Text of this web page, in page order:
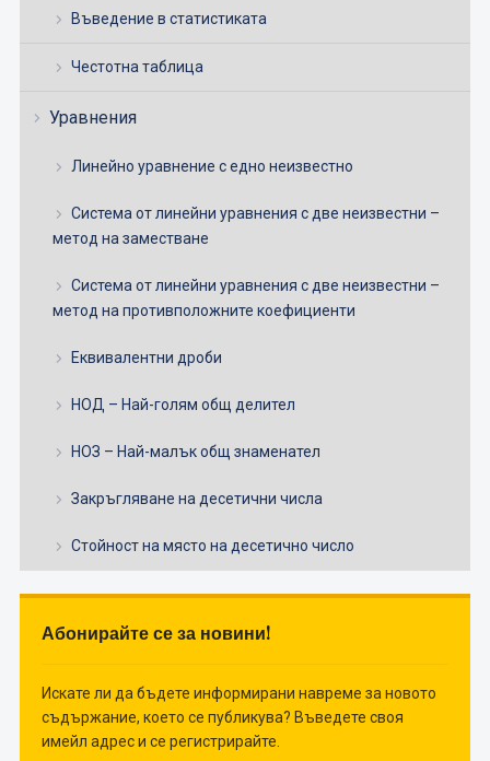
Въведение в статистиката
Честотна таблица
Уравнения
Линейно уравнение с едно неизвестно
Система от линейни уравнения с две неизвестни –
метод на заместване
Система от линейни уравнения с две неизвестни –
метод на противположните коефициенти
Еквивалентни дроби
НОД – Най-голям общ делител
НОЗ – Най-малък общ знаменател
Закръгляване на десетични числа
Стойност на място на десетично число
Абонирайте се за новини!
Искате ли да бъдете информирани навреме за новото
съдържание, което се публикува? Въведете своя
имейл адрес и се регистрирайте.